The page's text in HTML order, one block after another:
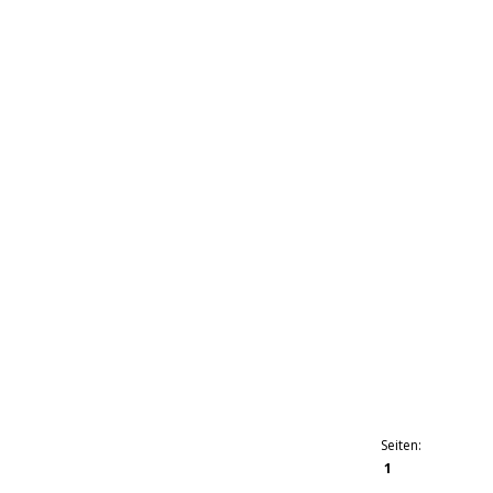
Seiten:
1